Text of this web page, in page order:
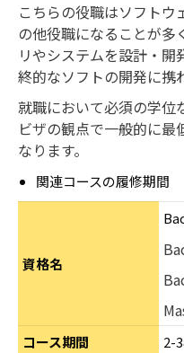
こちらの役職はソフトウ
の他役職になることが
リやシステムを設計・
終的なソフトの開発に携
就職において必須の学位
ビザの観点で一般的に
なります。
関連コースの履修期間
資格名
コース期間 2-